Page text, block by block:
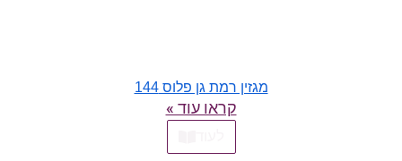
מגזין רמת גן פלוס 144
קראו עוד »